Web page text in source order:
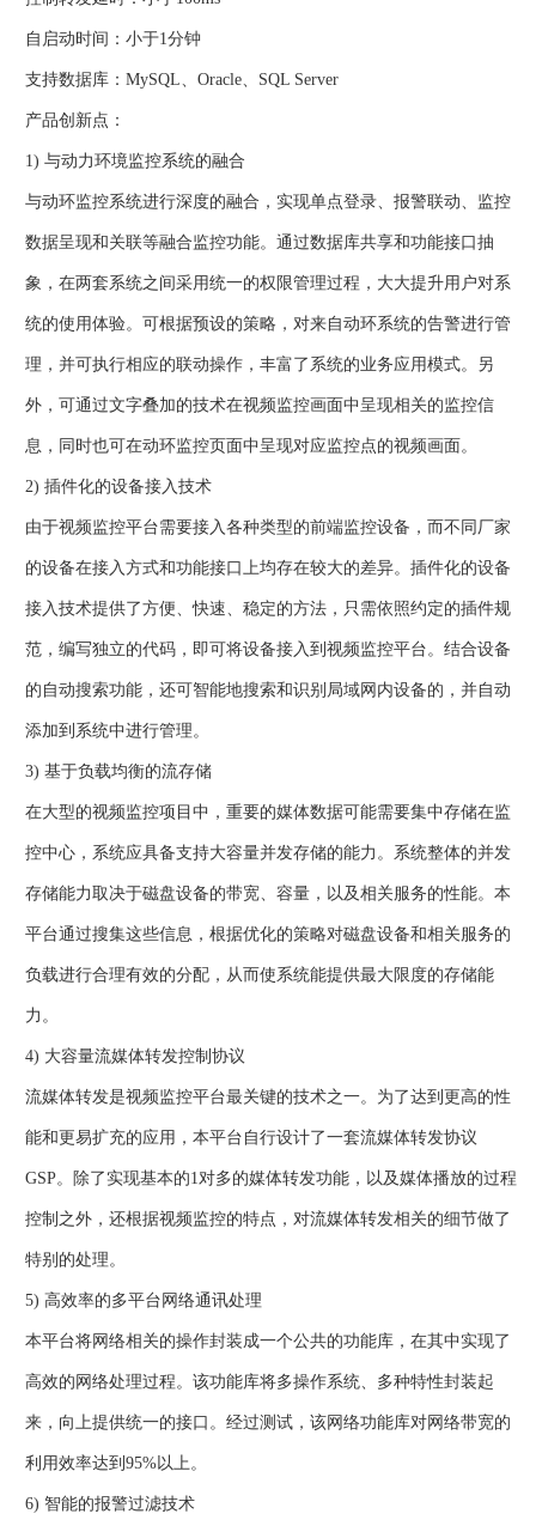
自启动时间：小于1分钟
支持数据库：MySQL、Oracle、SQL Server
产品创新点：
1) 与动力环境监控系统的融合
与动环监控系统进行深度的融合，实现单点登录、报警联动、监控
数据呈现和关联等融合监控功能。通过数据库共享和功能接口抽
象，在两套系统之间采用统一的权限管理过程，大大提升用户对系
统的使用体验。可根据预设的策略，对来自动环系统的告警进行管
理，并可执行相应的联动操作，丰富了系统的业务应用模式。另
外，可通过文字叠加的技术在视频监控画面中呈现相关的监控信
息，同时也可在动环监控页面中呈现对应监控点的视频画面。
2) 插件化的设备接入技术
由于视频监控平台需要接入各种类型的前端监控设备，而不同厂家
的设备在接入方式和功能接口上均存在较大的差异。插件化的设备
接入技术提供了方便、快速、稳定的方法，只需依照约定的插件规
范，编写独立的代码，即可将设备接入到视频监控平台。结合设备
的自动搜索功能，还可智能地搜索和识别局域网内设备的，并自动
添加到系统中进行管理。
3) 基于负载均衡的流存储
在大型的视频监控项目中，重要的媒体数据可能需要集中存储在监
控中心，系统应具备支持大容量并发存储的能力。系统整体的并发
存储能力取决于磁盘设备的带宽、容量，以及相关服务的性能。本
平台通过搜集这些信息，根据优化的策略对磁盘设备和相关服务的
负载进行合理有效的分配，从而使系统能提供最大限度的存储能
力。
4) 大容量流媒体转发控制协议
流媒体转发是视频监控平台最关键的技术之一。为了达到更高的性
能和更易扩充的应用，本平台自行设计了一套流媒体转发协议
GSP。除了实现基本的1对多的媒体转发功能，以及媒体播放的过程
控制之外，还根据视频监控的特点，对流媒体转发相关的细节做了
特别的处理。
5) 高效率的多平台网络通讯处理
本平台将网络相关的操作封装成一个公共的功能库，在其中实现了
高效的网络处理过程。该功能库将多操作系统、多种特性封装起
来，向上提供统一的接口。经过测试，该网络功能库对网络带宽的
利用效率达到95%以上。
6) 智能的报警过滤技术